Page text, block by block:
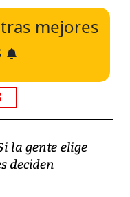
mejores
la gente elige
deciden